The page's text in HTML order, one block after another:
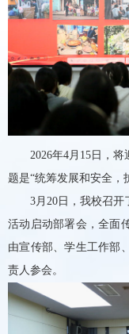
2026年4月15日 ，将
题是“统筹发展和安全，
3月20日，我校召
活动启动部署会，全面
由宣传部、学生工作部
责人参会。